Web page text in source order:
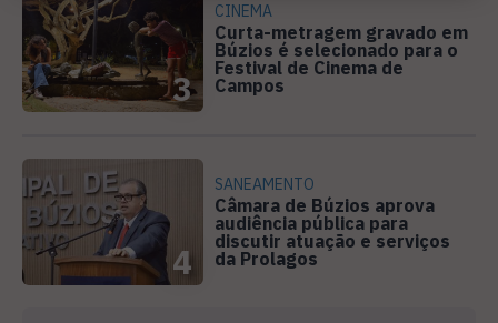
3
CINEMA
Curta-metragem gravado em
Búzios é selecionado para o
Festival de Cinema de
Campos
4
SANEAMENTO
Câmara de Búzios aprova
audiência pública para
discutir atuação e serviços
da Prolagos